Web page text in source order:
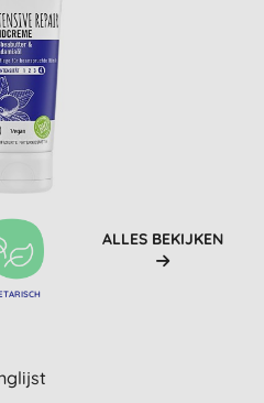
ALLES BEKIJKEN